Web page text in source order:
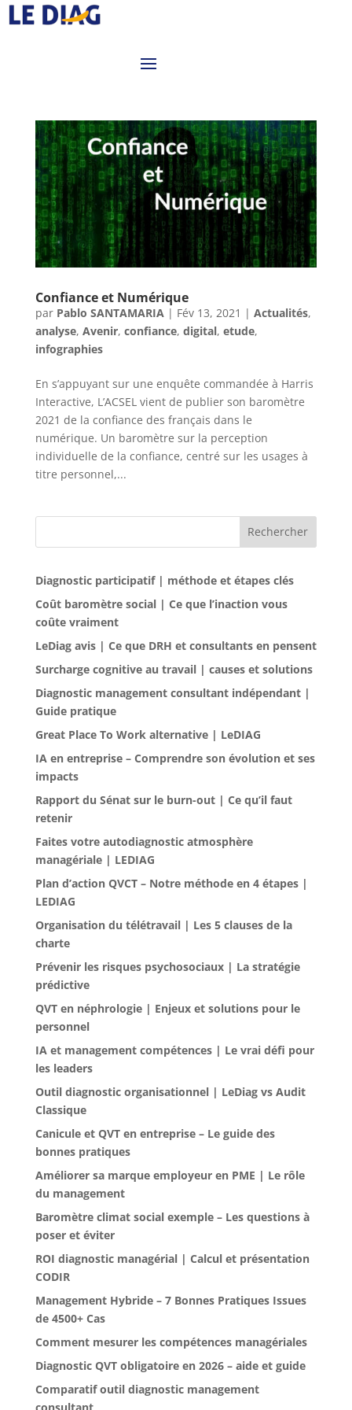
Confiance et Numérique
par Pablo SANTAMARIA | Fév 13, 2021 | Actualités,
analyse, Avenir, confiance, digital, etude,
infographies
En s’appuyant sur une enquête commandée à Harris
Interactive, L’ACSEL vient de publier son baromètre
2021 de la confiance des français dans le
numérique. Un baromètre sur la perception
individuelle de la confiance, centré sur les usages à
titre personnel,...
Rechercher
Diagnostic participatif | méthode et étapes clés
Coût baromètre social | Ce que l’inaction vous
coûte vraiment
LeDiag avis | Ce que DRH et consultants en pensent
Surcharge cognitive au travail | causes et solutions
Diagnostic management consultant indépendant |
Guide pratique
Great Place To Work alternative | LeDIAG
IA en entreprise – Comprendre son évolution et ses
impacts
Rapport du Sénat sur le burn-out | Ce qu’il faut
retenir
Faites votre autodiagnostic atmosphère
managériale | LEDIAG
Plan d’action QVCT – Notre méthode en 4 étapes |
LEDIAG
Organisation du télétravail | Les 5 clauses de la
charte
Prévenir les risques psychosociaux | La stratégie
prédictive
QVT en néphrologie | Enjeux et solutions pour le
personnel
IA et management compétences | Le vrai défi pour
les leaders
Outil diagnostic organisationnel | LeDiag vs Audit
Classique
Canicule et QVT en entreprise – Le guide des
bonnes pratiques
Améliorer sa marque employeur en PME | Le rôle
du management
Baromètre climat social exemple – Les questions à
poser et éviter
ROI diagnostic managérial | Calcul et présentation
CODIR
Management Hybride – 7 Bonnes Pratiques Issues
de 4500+ Cas
Comment mesurer les compétences managériales
Diagnostic QVT obligatoire en 2026 – aide et guide
Comparatif outil diagnostic management
consultant